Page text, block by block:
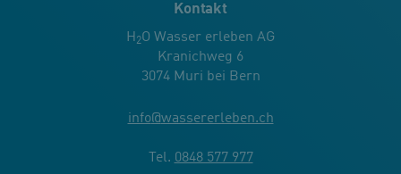
Kontakt
H2O Wasser erleben AG
Kranichweg 6
3074 Muri bei Bern
info@wassererleben.ch
Tel. 0848 577 977